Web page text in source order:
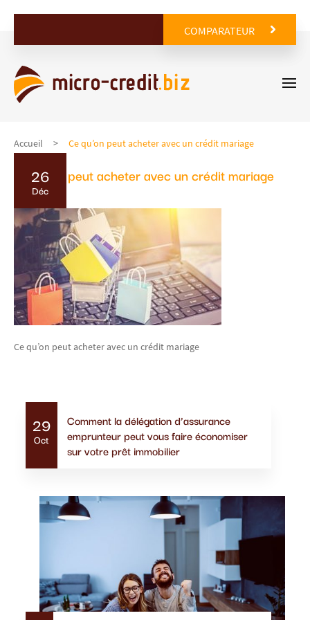
COMPARATEUR
Accueil Ce qu’on peut acheter avec un crédit mariage
Ce qu’on peut acheter avec un crédit mariage
26
Déc
Ce qu’on peut acheter avec un crédit mariage
Actualités similaires
29
Oct
Comment la délégation d’assurance
emprunteur peut vous faire économiser
sur votre prêt immobilier